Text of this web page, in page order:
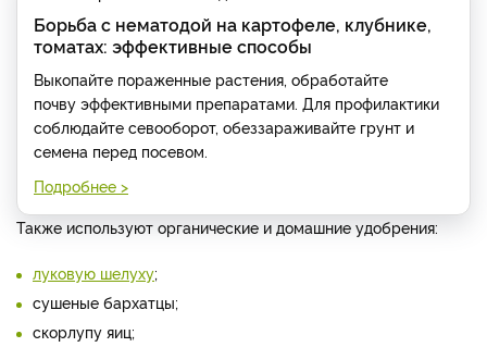
Борьба с нематодой на картофеле, клубнике,
томатах: эффективные способы
Выкопайте пораженные растения, обработайте
почву эффективными препаратами. Для профилактики
соблюдайте севооборот, обеззараживайте грунт и
семена перед посевом.
Подробнее >
Также используют органические и домашние удобрения:
луковую шелуху;
сушеные бархатцы;
скорлупу яиц;